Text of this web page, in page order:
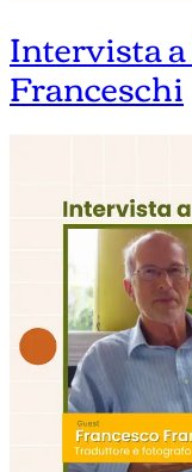
Intervista
Franceschi